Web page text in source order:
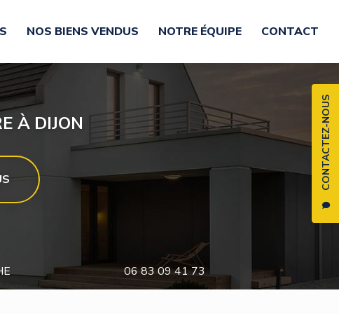
CONTACTEZ-NOUS
NOS BIENS VENDUS NOTRE ÉQUIPE CONTACT
À DIJON
06 83 09 41 73